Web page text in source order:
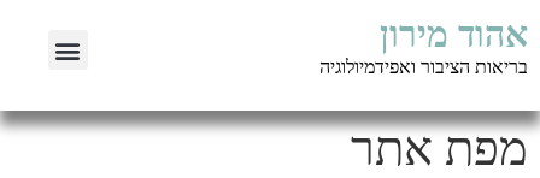
אהוד מירון
בריאות הציבור ואפידמיולוגיה
מפת אתר